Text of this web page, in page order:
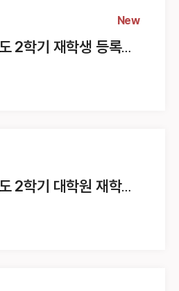
New
2학기 재학생 등록금
2학기 대학원 재학생